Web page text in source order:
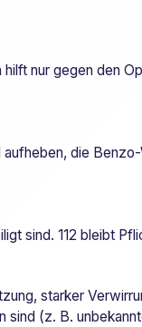
nur gegen den
die
sind. 112 bleibt
starker
(z. B.